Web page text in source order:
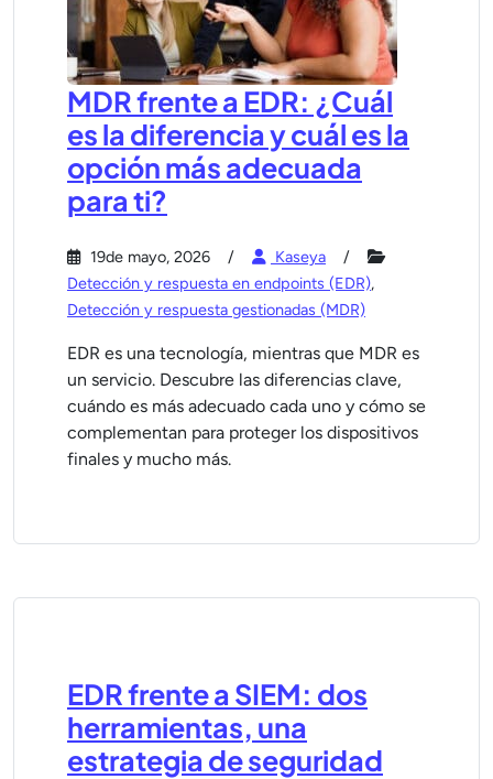
MDR frente a EDR: ¿Cuál
es la diferencia y cuál es la
opción más adecuada
para ti?
19de mayo, 2026
Kaseya
Detección y respuesta en endpoints (EDR),
Detección y respuesta gestionadas (MDR)
EDR es una tecnología, mientras que MDR es
un servicio. Descubre las diferencias clave,
cuándo es más adecuado cada uno y cómo se
complementan para proteger los dispositivos
finales y mucho más.
EDR frente a SIEM: dos
herramientas, una
estrategia de seguridad